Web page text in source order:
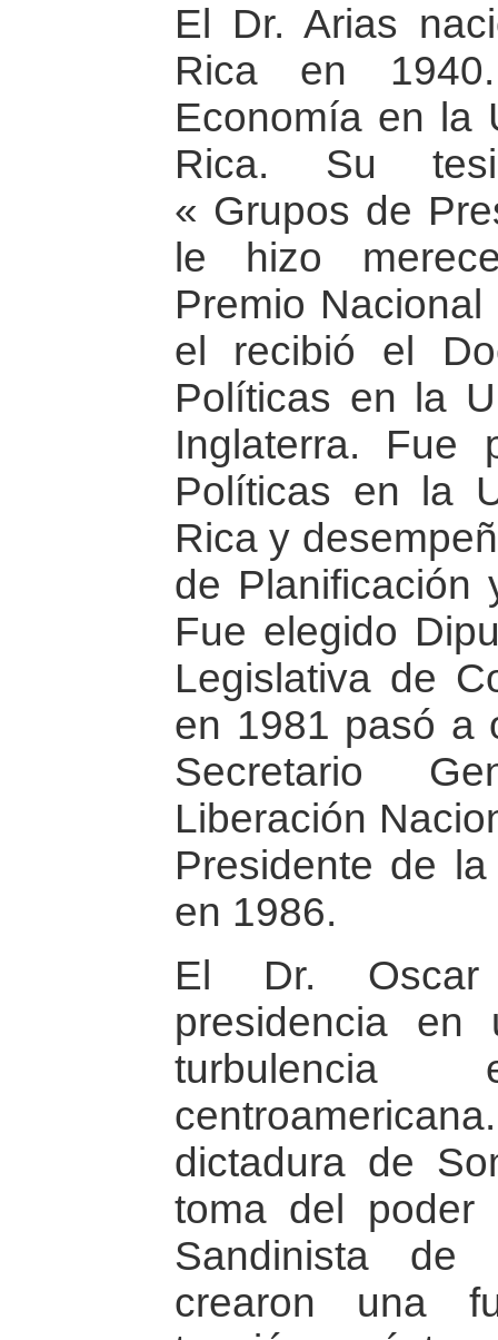
El Dr. Arias
Rica en
Economía en la
Rica. Su
« Grupos de
le hizo
Premio
el recibió el
Políticas en la
Inglaterra. Fue
Políticas en la
Rica y
de Planificación
Fue elegido
Legislativa de
en 1981 pasó a
Secretario
Liberación
Presidente de
en 1986.
El Dr.
presidencia
dictadura de
toma del poder
Sandinista de
crearon una